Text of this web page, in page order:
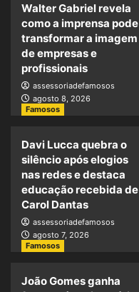
Walter Gabriel revela
como a imprensa pode
transformar a imagem
de empresas e
profissionais
assessoriadefamosos
agosto 8, 2026
Famosos
Davi Lucca quebra o
silêncio após elogios
nas redes e destaca
educação recebida de
Carol Dantas
assessoriadefamosos
agosto 7, 2026
Famosos
João Gomes ganha